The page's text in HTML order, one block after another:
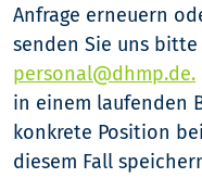
Anfrage erneuern
senden Sie uns
personal@dhmp.de.
in einem laufenden
konkrete Position
diesem Fall